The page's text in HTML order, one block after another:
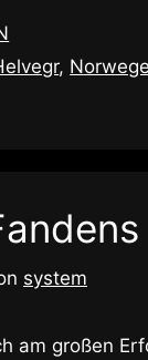
,
system
am großen